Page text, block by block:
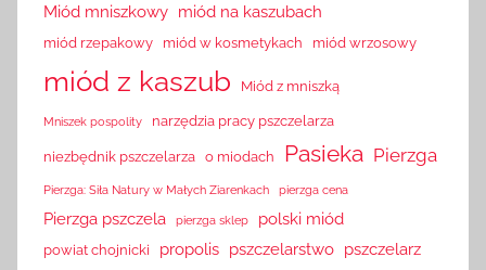
Miód mniszkowy miód na kaszubach
miód rzepakowy miód w kosmetykach miód wrzosowy
miód z kaszub Miód z mniszką
Mniszek pospolity narzędzia pracy pszczelarza
niezbędnik pszczelarza o miodach Pasieka Pierzga
Pierzga: Siła Natury w Małych Ziarenkach pierzga cena
Pierzga pszczela pierzga sklep polski miód
powiat chojnicki propolis pszczelarstwo pszczelarz